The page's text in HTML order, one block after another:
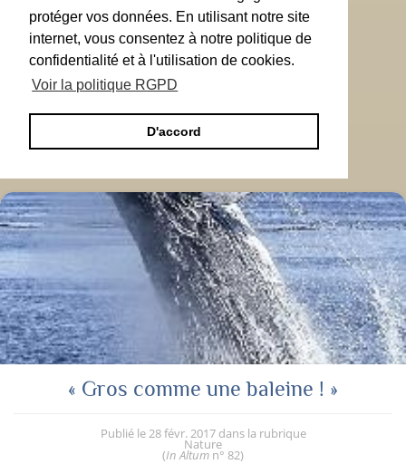
protéger vos données. En utilisant notre site
internet, vous consentez à notre politique de
confidentialité et à l'utilisation de cookies.
Voir la politique RGPD
D'accord
« Gros comme une baleine ! »
Publié le28 févr. 2017 dans la rubrique
Nature
(In Altum n° 82)